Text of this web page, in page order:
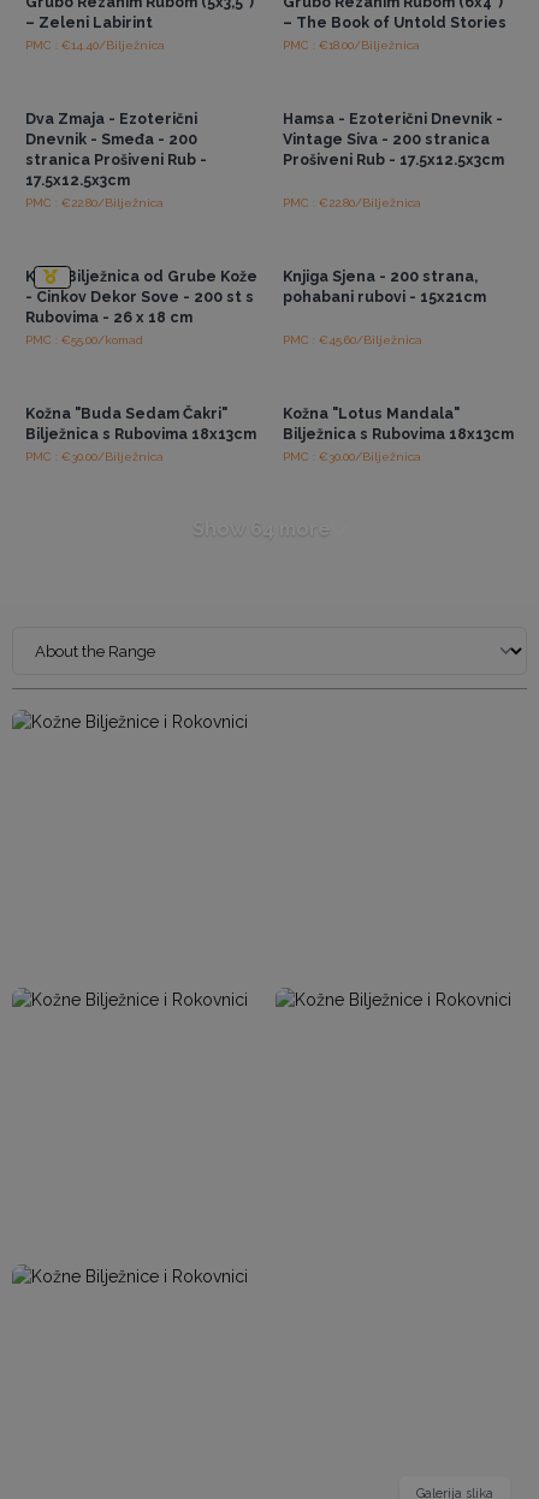
– Zeleni Labirint
PMC : €14.40/Bilježnica
– The Book of Untold Stories
PMC : €18.00/Bilježnica
Dva Zmaja - Ezoterični
Dnevnik - Smeđa - 200
stranica Prošiveni Rub -
17.5x12.5x3cm
PMC : €22.80/Bilježnica
Hamsa - Ezoterični Dnevnik -
Vintage Siva - 200 stranica
Prošiveni Rub - 17.5x12.5x3cm
PMC : €22.80/Bilježnica
Kava Bilježnica od Grube Kože
- Cinkov Dekor Sove - 200 st s
Rubovima - 26 x 18 cm
PMC : €55.00/komad
Knjiga Sjena - 200 strana,
pohabani rubovi - 15x21cm
PMC : €45.60/Bilježnica
Kožna "Buda Sedam Čakri"
Bilježnica s Rubovima 18x13cm
PMC : €30.00/Bilježnica
Kožna "Lotus Mandala"
Bilježnica s Rubovima 18x13cm
PMC : €30.00/Bilježnica
Show 64 more
Galerija slika